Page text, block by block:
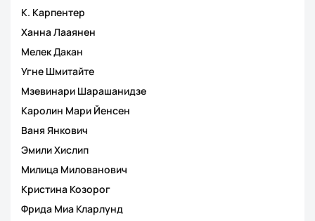
К. Карпентер
Ханна Лааянен
Мелек Дакан
Угне Шмитайте
Мзевинари Шарашанидзе
Каролин Мари Йенсен
Ваня Янкович
Эмили Хислип
Милица Милованович
Кристина Козорог
Фрида Миа Кларлунд